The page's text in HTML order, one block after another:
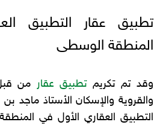
تطبيق عقار التطبيق
المنطقة الوسطى
وقد تم تكريمتطبيق عقار من
والقروية والإسكان الأستاذ ماجد بن
التطبيق العقاري الأول في